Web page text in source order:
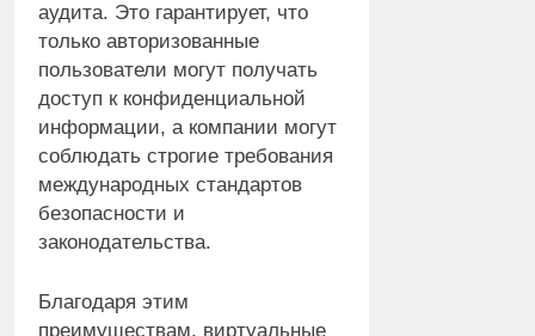
аудита. Это гарантирует, что
только авторизованные
пользователи могут получать
доступ к конфиденциальной
информации, а компании могут
соблюдать строгие требования
международных стандартов
безопасности и
законодательства.
Благодаря этим
преимуществам, виртуальные